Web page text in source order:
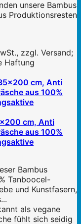
unsere Bambus
Produktionsresten
zzgl. Versand;
Haftung
cm, Anti
aus 100%
Bambus
Tanboocel-
und Kunstfasern,
als vegane
fühlt sich seidig